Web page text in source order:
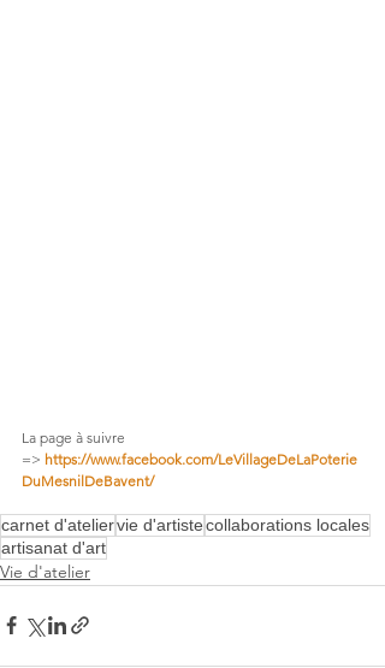
La page à suivre
=> https://www.facebook.com/LeVillageDeLaPoterie
DuMesnilDeBavent/
carnet d'ateliervie d'artistecollaborations locales
artisanat d'art
Vie d'atelier